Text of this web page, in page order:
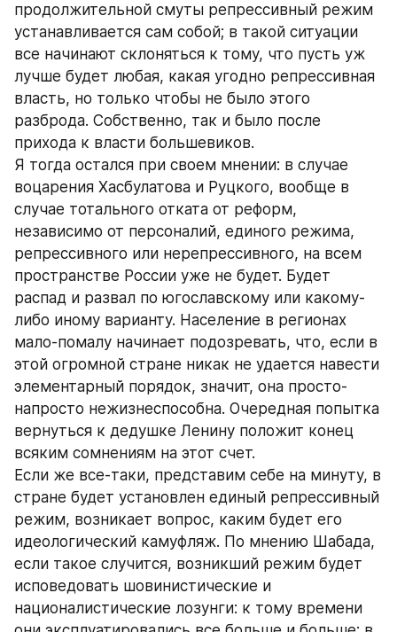
продолжительной смуты репрессивный режим
устанавливается сам собой; в такой ситуации
все начинают склоняться к тому, что пусть уж
лучше будет любая, какая угодно репрессивная
власть, но только чтобы не было этого
разброда. Собственно, так и было после
прихода к власти большевиков.
Я тогда остался при своем мнении: в случае
воцарения Хасбулатова и Руцкого, вообще в
случае тотального отката от реформ,
независимо от персоналий, единого режима,
репрессивного или нерепрессивного, на всем
пространстве России уже не будет. Будет
распад и развал по югославскому или какому-
либо иному варианту. Население в регионах
мало-помалу начинает подозревать, что, если в
этой огромной стране никак не удается навести
элементарный порядок, значит, она просто-
напросто нежизнеспособна. Очередная попытка
вернуться к дедушке Ленину положит конец
всяким сомнениям на этот счет.
Если же все-таки, представим себе на минуту, в
стране будет установлен единый репрессивный
режим, возникает вопрос, каким будет его
идеологический камуфляж. По мнению Шабада,
если такое случится, возникший режим будет
исповедовать шовинистические и
националистические лозунги: к тому времени